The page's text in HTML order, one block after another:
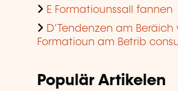
E Formatiounssall fannen
D'Tendenzen am Beräich
Formatioun am Betrib
Populär Artikelen